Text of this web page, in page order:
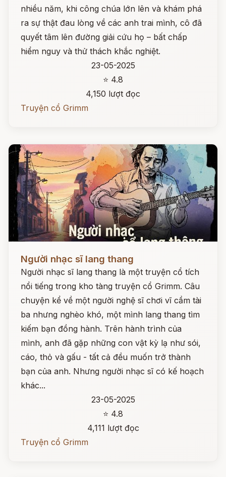
nhiều năm, khi công chúa lớn lên và khám phá
ra sự thật đau lòng về các anh trai mình, cô đã
quyết tâm lên đường giải cứu họ – bất chấp
hiểm nguy và thử thách khắc nghiệt.
23-05-2025
⭐ 4.8
4,150 lượt đọc
Truyện cổ Grimm
Người nhạc sĩ lang thang
Người nhạc sĩ lang thang là một truyện cổ tích
nổi tiếng trong kho tàng truyện cổ Grimm. Câu
chuyện kể về một người nghệ sĩ chơi vĩ cầm tài
ba nhưng nghèo khó, một mình lang thang tìm
kiếm bạn đồng hành. Trên hành trình của
mình, anh đã gặp những con vật kỳ lạ như sói,
cáo, thỏ và gấu - tất cả đều muốn trở thành
bạn của anh. Nhưng người nhạc sĩ có kế hoạch
khác...
23-05-2025
⭐ 4.8
4,111 lượt đọc
Truyện cổ Grimm